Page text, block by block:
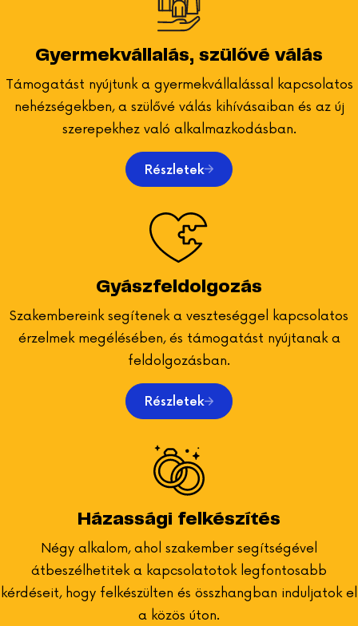
arra is, hogy olyan időpontokat válassz, amelyek jobban
illeszkednek a napi rutinodhoz.
Gyermekvállalás, szülővé válás
Támogatást nyújtunk a gyermekvállalással kapcsolatos
nehézségekben, a szülővé válás kihívásaiban és az új
szerepekhez való alkalmazkodásban.
Részletek
Gyászfeldolgozás
Szakembereink segítenek a veszteséggel kapcsolatos
érzelmek megélésében, és támogatást nyújtanak a
feldolgozásban.
Részletek
Házassági felkészítés
Négy alkalom, ahol szakember segítségével
átbeszélhetitek a kapcsolatotok legfontosabb
kérdéseit, hogy felkészülten és összhangban induljatok el
a közös úton.